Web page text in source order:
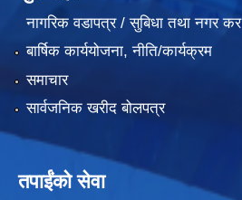
नागरिक वडापत्र / सुबिधा तथा नगर कर
बार्षिक कार्ययोजना, नीति/कार्यक्रम
समाचार
सार्वजनिक खरीद बोलपत्र
तपाईंको सेवा